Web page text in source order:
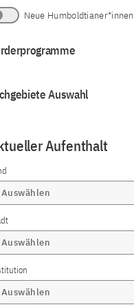
Neue Humboldtianer*innen
Auswahl
Aufenthalt
Auswählen
Auswählen
Auswählen